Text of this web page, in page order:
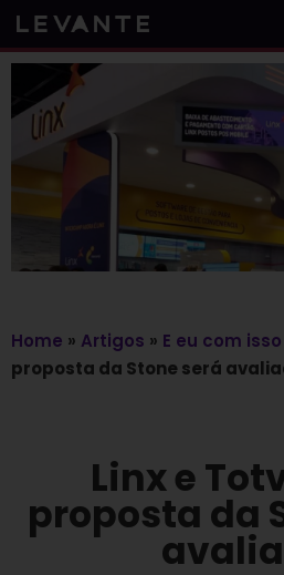
Skip
to
content
Home » Artigos » E eu com isso
proposta da Stone será
Linx e
proposta da